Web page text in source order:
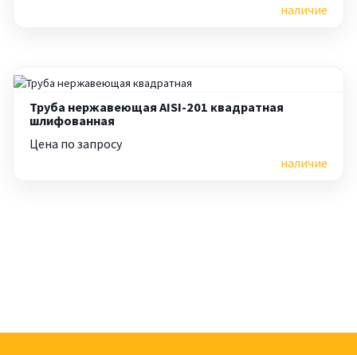
наличие
Труба нержавеющая AISI-201 квадратная
шлифованная
Цена по запросу
наличие